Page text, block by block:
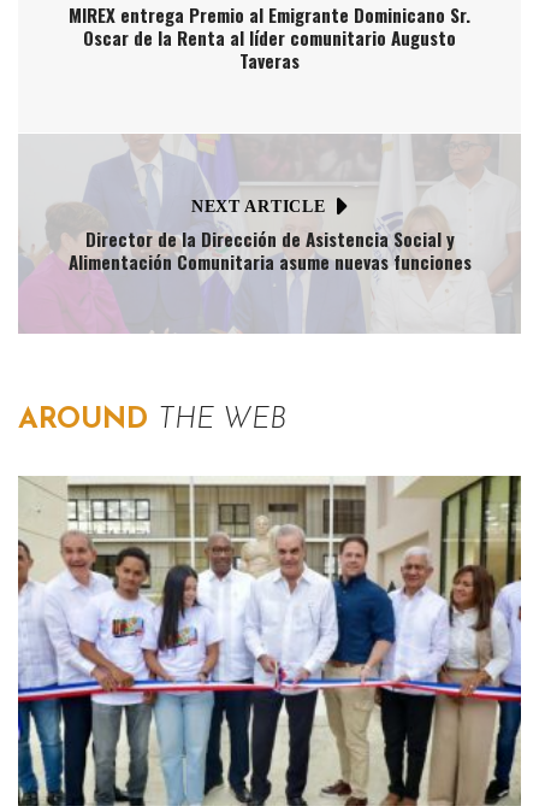
MIREX entrega Premio al Emigrante Dominicano Sr.
Oscar de la Renta al líder comunitario Augusto
Taveras
NEXT ARTICLE
Director de la Dirección de Asistencia Social y
Alimentación Comunitaria asume nuevas funciones
AROUND THE WEB